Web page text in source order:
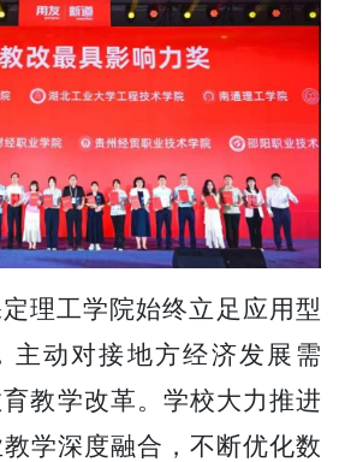
理工学院始终立足应用型
主动对接地方经济发展需
教学改革。学校大力推进
学深度融合，不断优化数